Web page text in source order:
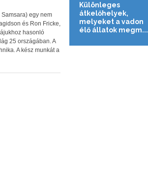
egy nem
és Ron Fricke,
hasonló
25 országában. A
A kész munkát a
Különleges
átkelőhelyek,
melyeket a vadon
élő állatok megm...